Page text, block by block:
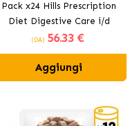
Pack x24 Hills Prescription
Diet Digestive Care i/d
lattine per gatti al guazzetto
di pollo e verdure
(DA) 56.33 €
Aggiungi